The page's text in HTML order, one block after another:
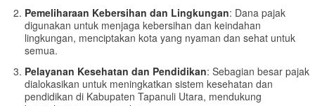
Pemeliharaan Kebersihan dan Lingkungan: Dana pajak
digunakan untuk menjaga kebersihan dan keindahan
lingkungan, menciptakan kota yang nyaman dan sehat untuk
semua.
Pelayanan Kesehatan dan Pendidikan: Sebagian besar pajak
dialokasikan untuk meningkatkan sistem kesehatan dan
pendidikan di Kabupaten Tapanuli Utara, mendukung